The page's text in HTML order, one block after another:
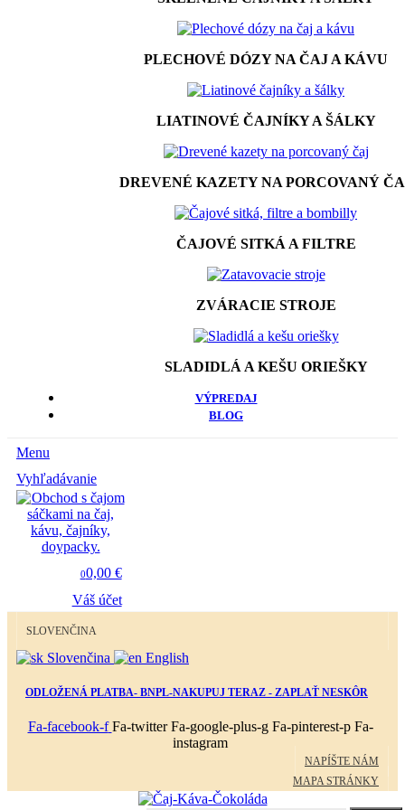
PLECHOVÉ DÓZY NA ČAJ A KÁVU
LIATINOVÉ ČAJNÍKY A ŠÁLKY
DREVENÉ KAZETY NA PORCOVANÝ
ČAJOVÉ SITKÁ A FILTRE
ZVÁRACIE STROJE
SLADIDLÁ A KEŠU ORIEŠKY
VÝPREDAJ
BLOG
Menu
Vyhľadávanie
00,00 €
Váš účet
SLOVENČINA
Slovenčina English
ODLOŽENÁ PLATBA- BNPL-NAKUPUJ TERAZ - ZAPLAŤ NESKÔR
Fa-facebook-f Fa-twitter Fa-google-plus-g Fa-pinterest-p Fa-
instagram
NAPÍŠTE NÁM
MAPA STRÁNKY